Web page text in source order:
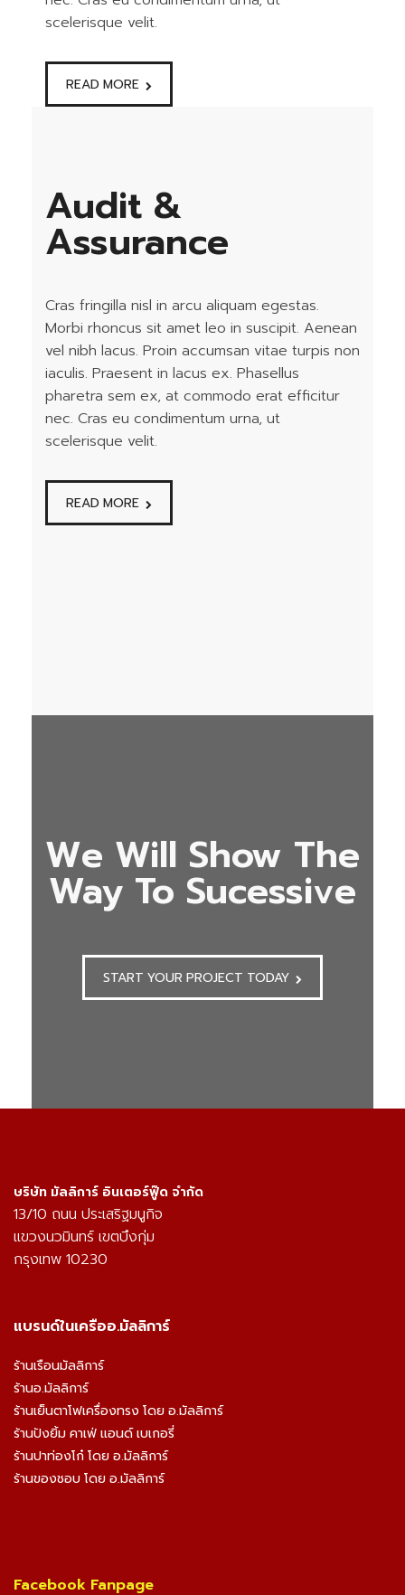
scelerisque velit.
READ MORE
Audit &
Assurance
Cras fringilla nisl in arcu aliquam egestas.
Morbi rhoncus sit amet leo in suscipit. Aenean
vel nibh lacus. Proin accumsan vitae turpis non
iaculis. Praesent in lacus ex. Phasellus
pharetra sem ex, at commodo erat efficitur
nec. Cras eu condimentum urna, ut
scelerisque velit.
READ MORE
We Will Show The
Way To Sucessive
START YOUR PROJECT TODAY
ษริษัท มัลลิการ์ อินเตอร์ฟู๊ด จำกัด
13/10 ถนน ประเสริฐมนูกิจ
แขวงนวมินทร์ เขตบึงกุ่ม
กรุงเทพ 10230
แบรนด์ในเครืออ.มัลลิการ์
ร้านเรือนมัลลิการ์
ร้านอ.มัลลิการ์
ร้านเย็นตาโฟเครื่องทรง โดย อ.มัลลิการ์
ร้านปังยิ้ม คาเฟ่ แอนด์ เบเกอรี่
ร้านปาท่องโก๋ โดย อ.มัลลิการ์
ร้านของชอบ โดย อ.มัลลิการ์
Facebook Fanpage